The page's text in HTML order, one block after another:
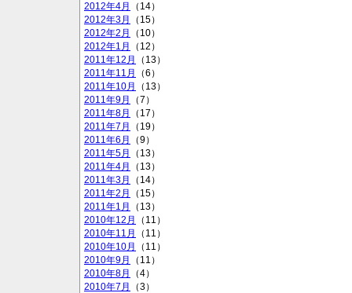
2012年4月
（14）
2012年3月
（15）
2012年2月
（10）
2012年1月
（12）
2011年12月
（13）
2011年11月
（6）
2011年10月
（13）
2011年9月
（7）
2011年8月
（17）
2011年7月
（19）
2011年6月
（9）
2011年5月
（13）
2011年4月
（13）
2011年3月
（14）
2011年2月
（15）
2011年1月
（13）
2010年12月
（11）
2010年11月
（11）
2010年10月
（11）
2010年9月
（11）
2010年8月
（4）
2010年7月
（3）